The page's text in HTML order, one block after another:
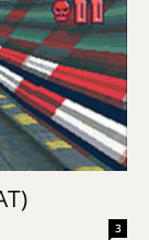
3